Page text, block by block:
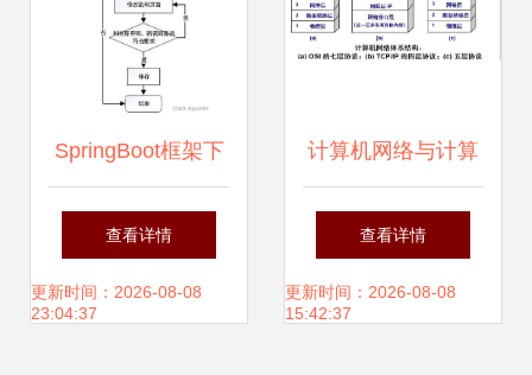
SpringBoot框架下
的家庭医生签约服
务管理系统设计与
查看详情
更新时间：2026-08-08
23:04:37
计算机网络与计算
机系统服务 构建数
字世界的基石
查看详情
更新时间：2026-08-08
15:42:37